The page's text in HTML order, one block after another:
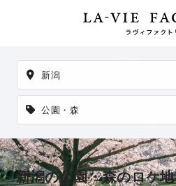
撮影も可能です。
新潟
公園・森
新潟の公園・森のロケ地